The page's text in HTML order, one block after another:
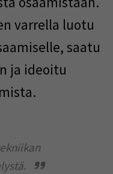
varrella luotu
saatu
ja ideoitu